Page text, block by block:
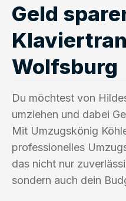
Geld
Wolfsburg
Du möchtest von
umziehen und dabei
Mit Umzugskönig
professionelles
das nicht nur
sondern auch dein